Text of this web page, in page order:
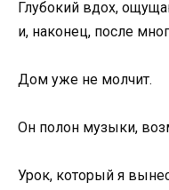
Глубокий вдох,
и, наконец, после
Дом уже не молчит.
Он полон музыки,
Урок, который я